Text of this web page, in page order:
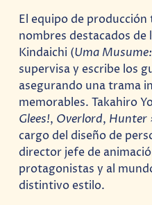
El equipo de
nombres destacados de
Kindaichi (Uma
supervisa y escribe los
asegurando una trama
memorables. Takahiro
Glees!, Overlord, Hunter
cargo del diseño de
director jefe de
protagonistas y al
distintivo estilo.